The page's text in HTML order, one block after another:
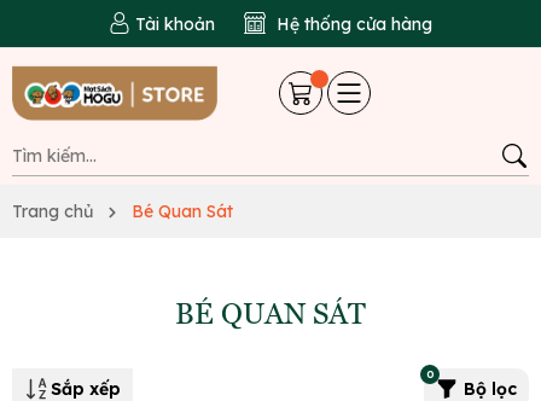
Tài khoản Hệ thống cửa hàng
Trang chủ Bé Quan Sát
BÉ QUAN SÁT
Sắp xếp Bộ lọc
0